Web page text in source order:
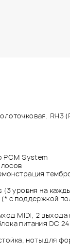
RH3
PCM System
(3 уровня на
с поддержкой
MIDI, 2
питания DC
ноты для